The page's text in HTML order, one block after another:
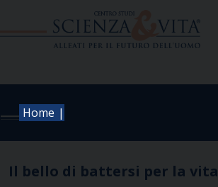
Home |
Il bello di battersi per la vita